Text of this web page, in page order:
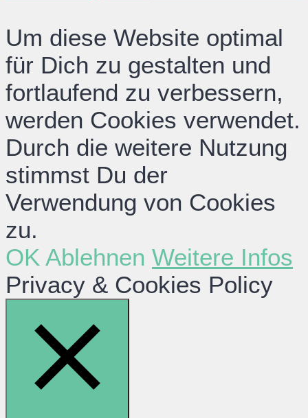
Um diese Website optimal
für Dich zu gestalten und
fortlaufend zu verbessern,
werden Cookies verwendet.
Durch die weitere Nutzung
stimmst Du der
Verwendung von Cookies
zu.
OK Ablehnen Weitere Infos
Privacy & Cookies Policy